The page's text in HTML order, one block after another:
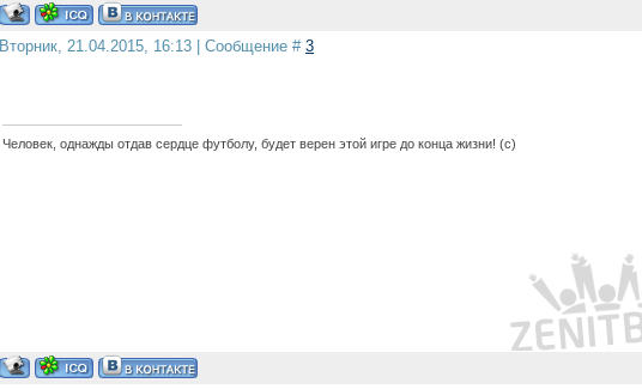
Вторник, 21.04.2015, 16:13 | Сообщение # 3
Человек, однажды отдав сердце футболу, будет верен этой игре до конца жизни! (с)